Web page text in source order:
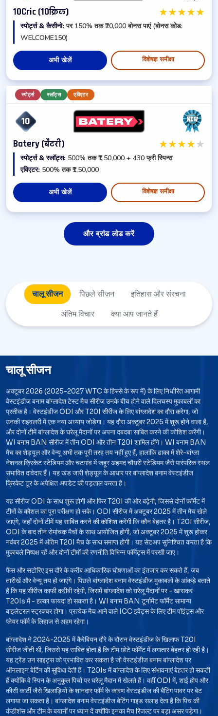
10Cric (10क्रिक) ★★★★★
स्पोर्ट्स & कैसीनो: पर 150% तक ₹20,000 बोनस पाएं (बोनस कोड:
WELCOME150)
अभी खेलें विशेषज्ञ समीक्षा
स्पोर्ट्स स्लॉट्स एविएटर
10
Batery (बैटरी) ★★★★★
स्पोर्ट्स & स्लॉट्स: 500% तक ₹1,50,000 + 430 फ्री स्पिन्स
एविएटर: 500% तक ₹1,50,000
अभी खेलें विशेषज्ञ समीक्षा
और ब्रांड लोड करें
चालू सीजन पिछले सीज़न इतिहास औरसंरचना
अंतिम विचार
क्या आप जानते हैं
चालू सीजन
अक्टूबर 2026 (2025-2027 WTC के हिस्से के रूप में) के लिए निर्धारित आगामी
वेस्टइंडीज बनाम बांग्लादेश टेस्ट मैच सीरीज उनके बीच होने वाले दिलचस्प मुकाबलों का
प्रतीक है। वेस्टइंडीज ODI और T20I सीरीज के लिए बांग्लादेश का दौरा करेगा, जो
उनकी राइवलरी में एक नया अध्याय जोड़ेगा। यह दौरा अक्टूबर 2025 में शुरू होने वाला है,
और दोनों टीमें बांग्लादेश के घरेलू मैदानों पर अपना दबदबा साबित करने की कोशिश करेंगी।
WI बनाम BAN सीरीज में तीन ODI और तीन T20I शामिल होंगे। WI बनाम BAN
मैच का शेड्यूल और वेन्यू अभी तक पूरी तरह तय नहीं हुए हैं, हालांकि ढाका में शेरे-बांग्ला
नेशनल क्रिकेट स्टेडियम और चटगांव में जहूर अहमद चौधरी स्टेडियम जैसे पारंपरिक स्थल
संभावित दावेदार हैं। यह खंड जारी शेड्यूल के आधार पर बांग्लादेश बनाम वेस्टइंडीज
क्रिकेट टूर के अपेक्षित अपडेट की पड़ताल करता है।
यह सीरीज ODI के साथ शुरू होगी और फिर T20I की ओर बढ़ेगी, जिससे दोनों फॉर्मेट में
टीमों के कौशल का पूरा परीक्षण हो सके। ODI सीरीज में अक्टूबर 2025 में तीन मैच खेले
जाएंगे, जहाँ दोनों टीमें यह साबित करने की कोशिश करेंगी कि कौन बेहतर है। T20I सीरीज,
ODI के बाद तीन रोमांचक मैचों के साथ आयोजित होगी, जो अक्टूबर 2025 में शुरू होकर
नवंबर 2025 में अंतिम T20I मैच के साथ समाप्त होगी। यह सेटअप सुनिश्चित करता है कि
मुकाबले निष्पक्ष रहें और दोनों टीमों की रणनीति विभिन्न फॉर्मेट्स में परखी जाए।
फैंस और सटोरिए इस दौरे के करीब आधिकारिक घोषणाओं का इंतजार कर सकते हैं, जब
तारीखें और वेन्यू तय हो जाएंगे। पिछले बांग्लादेश बनाम वेस्टइंडीज मुकाबलों के आंकड़े बताते
हैं कि यह सीरीज काफी करीबी रहेगी, जिसमें बांग्लादेश को घरेलू मैदानों पर - खासकर
T20Is में - हल्का फायदा हो सकता है। WI बनाम BAN टूर्नामेंट फॉर्मेट सामान्य
बाइलेटरल स्ट्रक्चर होगा। प्रत्येक मैच आने वाले ICC इवेंट्स के लिए टीम पॉइंट्स और
प्लेयर फॉर्म के लिहाज से अहम रहेगा।
बांग्लादेश ने 2024-2025 में कैरेबियन दौरे के दौरान वेस्टइंडीज के खिलाफ T20I
सीरीज जीती थी, जिससे यह साबित होता है कि टीम छोटे फॉर्मेट में लगातार बेहतर हो रही है।
यह ट्रेंड उन साइट्स को प्रभावित कर सकता है जो वेस्टइंडीज बनाम बांग्लादेश पर
ऑनलाइन बेटिंग की सुविधा देती हैं। T20Is में बांग्लादेश के लिए संभावनाएं बेहतर हो सकती
हैं क्योंकि वे स्पिन के अनुकूल पिचों पर घरेलू मैदान में खेलते हैं। वहीं ODI में, शाई होप और
कीसी कार्टी जैसे खिलाड़ियों के शानदार फॉर्म के कारण वेस्टइंडीज की बैटिंग पावर पर बेट
लगाया जा सकता है। बांग्लादेश बनाम वेस्टइंडीज बेटिंग गाइड सलाह देता है कि पिच की
कंडीशंस और टीम के बयानों पर ध्यान दें क्योंकि इनका मैच रिजल्ट पर बड़ा असर पड़ेगा।